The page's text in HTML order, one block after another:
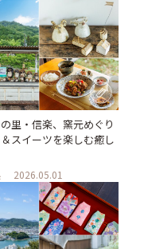
里・信楽、窯元めぐり
スイーツを楽しむ癒し
2026.05.01